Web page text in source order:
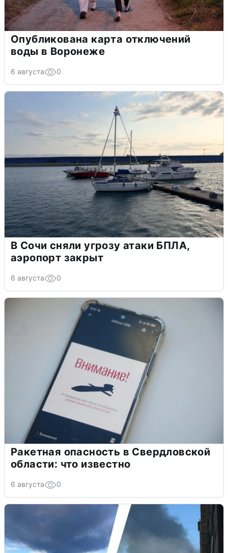
Опубликована карта отключений
воды в Воронеже
6 августа 0
В Сочи сняли угрозу атаки БПЛА,
аэропорт закрыт
6 августа 0
Ракетная опасность в Свердловской
области: что известно
6 августа 0